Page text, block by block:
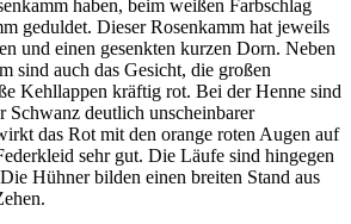
haben, beim weißen Farbschlag
geduldet. Dieser Rosenkamm hat jeweils
und einen gesenkten kurzen Dorn. Neben
sind auch das Gesicht, die großen
Kehllappen kräftig rot. Bei der Henne sind
Schwanz deutlich unscheinbarer
das Rot mit den orange roten Augen auf
sehr gut. Die Läufe sind hingegen
Hühner bilden einen breiten Stand aus